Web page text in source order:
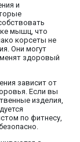
и
мышц, что
корсеты не
Они могут
здоровый
зависит от
Если вы
изделия,
по фитнесу,